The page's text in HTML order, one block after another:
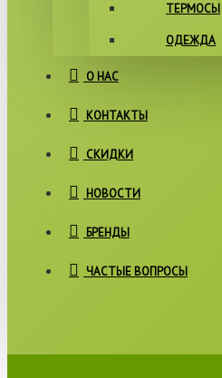
ТЕРМОСЫ
ОДЕЖДА
О НАС
КОНТАКТЫ
СКИДКИ
НОВОСТИ
БРЕНДЫ
ЧАСТЫЕ ВОПРОСЫ